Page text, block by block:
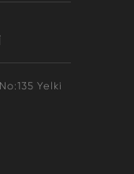
Yelki